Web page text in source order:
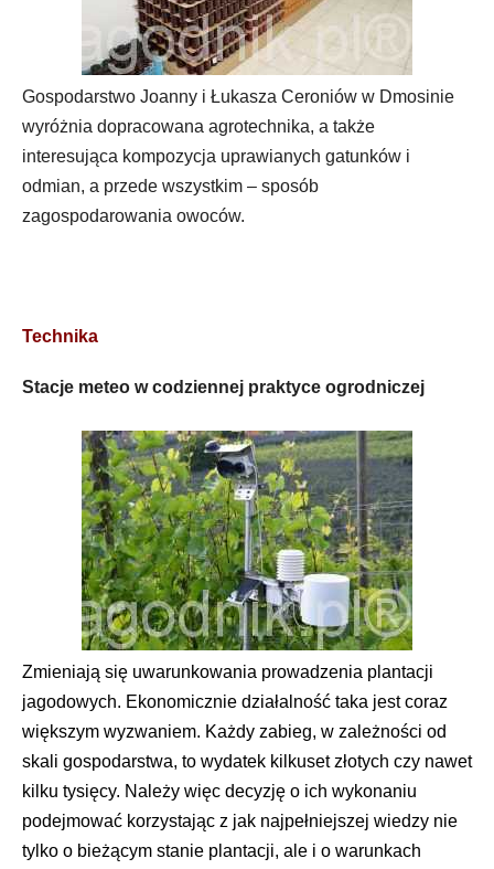
Gospodarstwo Joanny i Łukasza Ceroniów w Dmosinie
wyróżnia dopracowana agrotechnika, a także
interesująca kompozycja uprawianych gatunków i
odmian, a przede wszystkim – sposób
zagospodarowania owoców.
Technika
Stacje meteo w codziennej praktyce ogrodniczej
Zmieniają się uwarunkowania prowadzenia plantacji
jagodowych. Ekonomicznie działalność taka jest coraz
większym wyzwaniem. Każdy zabieg, w zależności od
skali gospodarstwa, to wydatek kilkuset złotych czy nawet
kilku tysięcy. Należy więc decyzję o ich wykonaniu
podejmować korzystając z jak najpełniejszej wiedzy nie
tylko o bieżącym stanie plantacji, ale i o warunkach